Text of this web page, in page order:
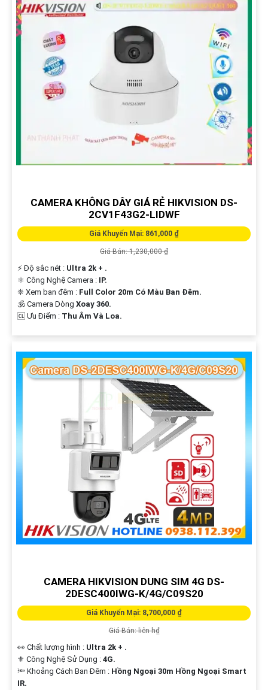
CAMERA KHÔNG DÂY GIÁ RẺ HIKVISION DS-
2CV1F43G2-LIDWF
Giá Khuyến Mại: 861,000 ₫
Giá Bán: 1,230,000 ₫
️⚡ Độ sắc nét : Ultra 2k + .
⚛️ Công Nghệ Camera : IP.
❈ Xem ban đêm : Full Color 20m Có Màu Ban Ðêm.
🕉️ Camera Dòng Xoay 360.
️🆑 Ưu Điểm : Thu Âm Và Loa.
CAMERA HIKVISION DUNG SIM 4G DS-
2DESC400IWG-K/4G/C09S20
Giá Khuyến Mại: 8,700,000 ₫
Giá Bán: liên h₫
👀 Chất lượng hình : Ultra 2k + .
⚜️ Công Nghệ Sử Dụng : 4G.
🔦 Khoảng Cách Ban Đêm : Hồng Ngoại 30m Hồng Ngoại Smart
IR.